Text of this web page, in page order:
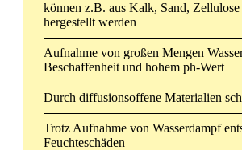
können z.B. aus Kalk, Sand, Zellulose
hergestellt werden
Aufnahme von großen Mengen
Beschaffenheit und hohem ph-Wert
Durch diffusionsoffene Materialien
Trotz Aufnahme von Wasserdampf
Feuchteschäden